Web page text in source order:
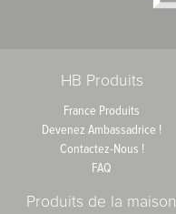
HB Produits
France Produits
Devenez Ambassadrice !
Contactez-Nous !
FAQ
Produits de la maison